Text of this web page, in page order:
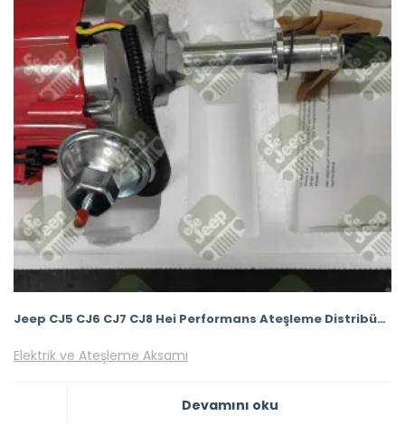
Jeep CJ5 CJ6 CJ7 CJ8 Hei Performans Ateşleme Distribütörü 65000Volt Elektronik
Elektrik ve Ateşleme Aksamı
Devamını oku